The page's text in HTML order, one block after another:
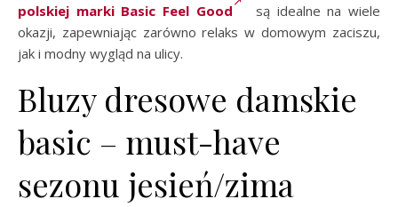
polskiej marki Basic Feel Good
są idealne na wiele
okazji, zapewniając zarówno relaks w domowym zaciszu,
jak i modny wygląd na ulicy.
Bluzy dresowe damskie
basic – must-have
sezonu jesień/zima